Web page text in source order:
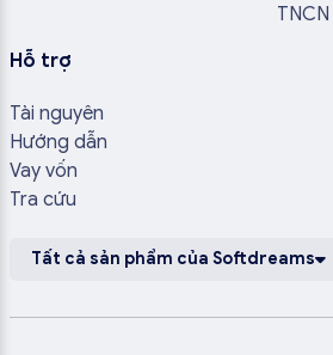
TNCN
Hỗ trợ
Tài nguyên
Hướng dẫn
Vay vốn
Tra cứu
Tất cả sản phẩm của Softdreams